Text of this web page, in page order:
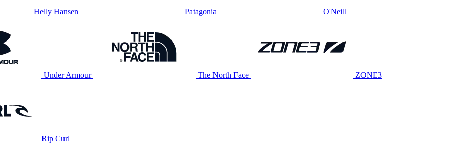
Helly Hansen Patagonia O'Neill
Under Armour The North Face ZONE3
Rip Curl